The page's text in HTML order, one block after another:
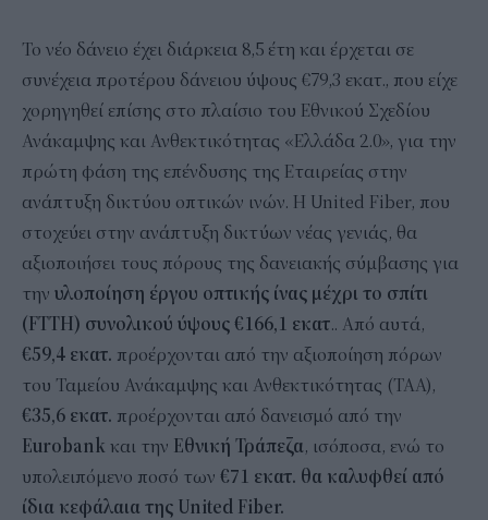
Το νέο δάνειο έχει διάρκεια 8,5 έτη και έρχεται σε
συνέχεια προτέρου δάνειου ύψους €79,3 εκατ., που είχε
χορηγηθεί επίσης στο πλαίσιο του Εθνικού Σχεδίου
Ανάκαμψης και Ανθεκτικότητας «Ελλάδα 2.0», για την
πρώτη φάση της επένδυσης της Εταιρείας στην
ανάπτυξη δικτύου οπτικών ινών. Η United Fiber, που
στοχεύει στην ανάπτυξη δικτύων νέας γενιάς, θα
αξιοποιήσει τους πόρους της δανειακής σύμβασης για
την υλοποίηση έργου οπτικής ίνας μέχρι το σπίτι
(FTTH) συνολικού ύψους €166,1 εκατ.. Από αυτά,
€59,4 εκατ. προέρχονται από την αξιοποίηση πόρων
του Ταμείου Ανάκαμψης και Ανθεκτικότητας (ΤΑΑ),
€35,6 εκατ. προέρχονται από δανεισμό από την
Eurobank και την Εθνική Τράπεζα, ισόποσα, ενώ το
υπολειπόμενο ποσό των €71 εκατ. θα καλυφθεί από
ίδια κεφάλαια της United Fiber.